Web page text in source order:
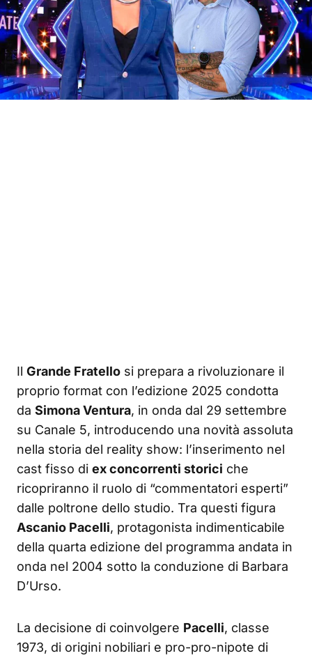
Il Grande Fratello si prepara a rivoluzionare il
proprio format con l’edizione 2025 condotta
da Simona Ventura, in onda dal 29 settembre
su Canale 5, introducendo una novità assoluta
nella storia del reality show: l’inserimento nel
cast fisso di ex concorrenti storici che
ricopriranno il ruolo di “commentatori esperti”
dalle poltrone dello studio. Tra questi figura
Ascanio Pacelli, protagonista indimenticabile
della quarta edizione del programma andata in
onda nel 2004 sotto la conduzione di Barbara
D’Urso.
La decisione di coinvolgere Pacelli, classe
1973, di origini nobiliari e pro-pro-nipote di